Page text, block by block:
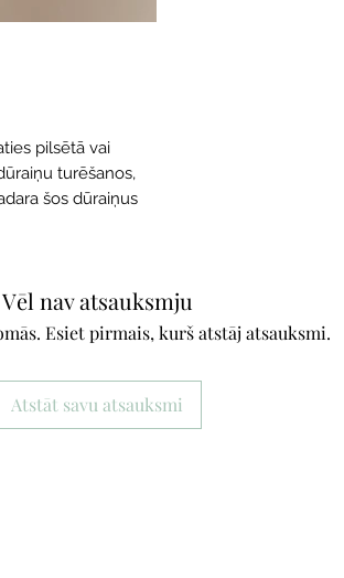
pilsētā vai
turēšanos,
šos dūraiņus
Vēl nav atsauksmju
Esiet pirmais, kurš atstāj atsauksmi.
Atstāt savu atsauksmi